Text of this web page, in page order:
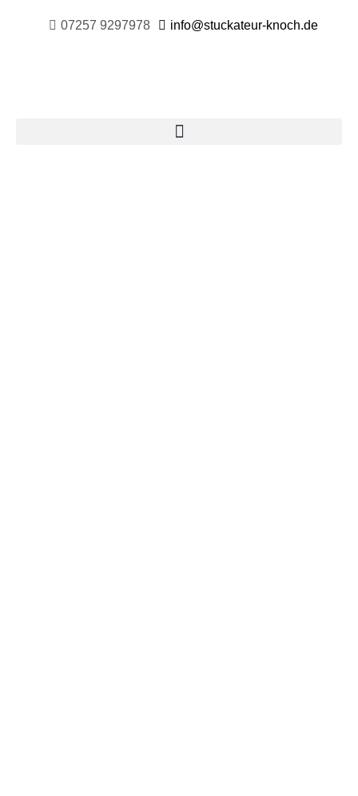
07257 9297978 info@stuckateur-knoch.de